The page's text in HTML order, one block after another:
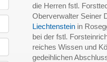
die Herren fstl.
Oberverwalter Seiner
Liechtenstein in
bei der fstl.
reiches Wissen und
gedeihlichen